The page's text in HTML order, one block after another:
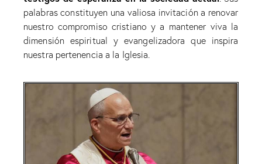
palabras constituyen una valiosa invitación a renovar
nuestro compromiso cristiano y a mantener viva la
dimensión espiritual y evangelizadora que inspira
nuestra pertenencia a la Iglesia.